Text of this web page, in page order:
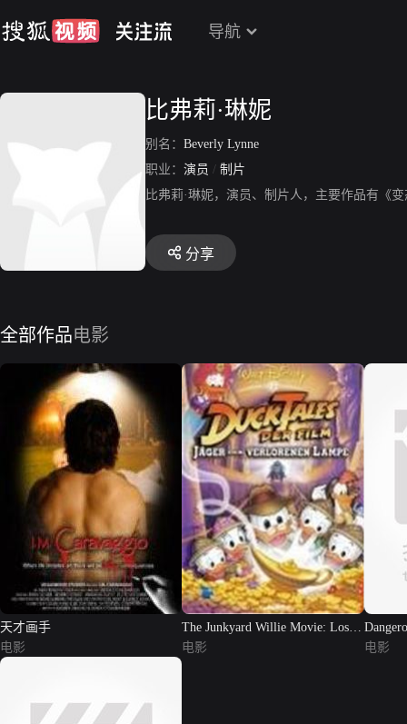
导航
比弗莉·琳妮
别名： Beverly Lynne
职业： 演员 / 制片
比弗莉·琳妮，演员、制片人，主要作品有《
分享
全部作品电影
天才画手
电影
The Junkyard Willie Movie: Lost
I...
电影
电影